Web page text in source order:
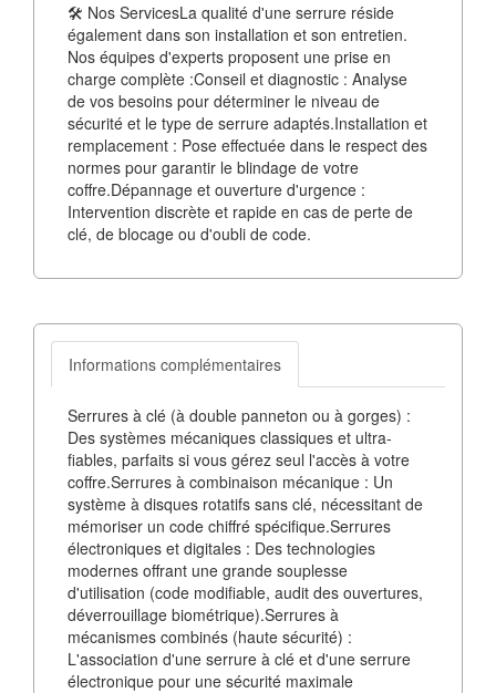
🛠️ Nos ServicesLa qualité d'une serrure réside
également dans son installation et son entretien.
Nos équipes d'experts proposent une prise en
charge complète :Conseil et diagnostic : Analyse
de vos besoins pour déterminer le niveau de
sécurité et le type de serrure adaptés.Installation et
remplacement : Pose effectuée dans le respect des
normes pour garantir le blindage de votre
coffre.Dépannage et ouverture d'urgence :
Intervention discrète et rapide en cas de perte de
clé, de blocage ou d'oubli de code.
Informations complémentaires
Serrures à clé (à double panneton ou à gorges) :
Des systèmes mécaniques classiques et ultra-
fiables, parfaits si vous gérez seul l'accès à votre
coffre.Serrures à combinaison mécanique : Un
système à disques rotatifs sans clé, nécessitant de
mémoriser un code chiffré spécifique.Serrures
électroniques et digitales : Des technologies
modernes offrant une grande souplesse
d'utilisation (code modifiable, audit des ouvertures,
déverrouillage biométrique).Serrures à
mécanismes combinés (haute sécurité) :
L'association d'une serrure à clé et d'une serrure
électronique pour une sécurité maximale